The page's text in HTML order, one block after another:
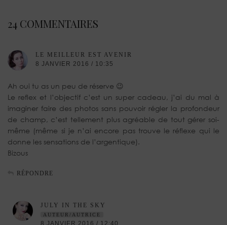
24 COMMENTAIRES
LE MEILLEUR EST AVENIR
8 JANVIER 2016 / 10:35
Ah oui tu as un peu de réserve 😉
Le reflex et l’objectif c’est un super cadeau, j’ai du mal à
imaginer faire des photos sans pouvoir régler la profondeur
de champ, c’est tellement plus agréable de tout gérer soi-
même (même si je n’ai encore pas trouve le réflexe qui le
donne les sensations de l’argentique).
Bizous
RÉPONDRE
JULY IN THE SKY
AUTEUR/AUTRICE
8 JANVIER 2016 / 12:40